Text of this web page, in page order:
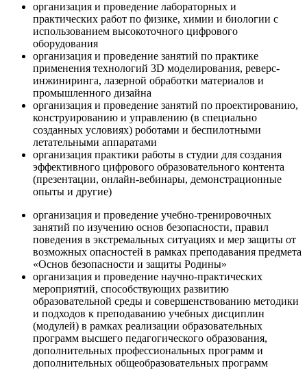
организация и проведение лабораторных и
практических работ по физике, химии и биологии с
использованием высокоточного цифрового
оборудования
организация и проведение занятий по практике
применения технологий 3D моделирования, реверс-
инжиниринга, лазерной обработки материалов и
промышленного дизайна
организация и проведение занятий по проектированию,
конструированию и управлению (в специально
созданных условиях) роботами и беспилотными
летательными аппаратами
организация практики работы в студии для создания
эффективного цифрового образовательного контента
(презентации, онлайн-вебинары, демонстрационные
опыты и другие)
организация и проведение учебно-тренировочных
занятий по изучению основ безопасности, правил
поведения в экстремальных ситуациях и мер защиты от
возможных опасностей в рамках преподавания предмета
«Основ безопасности и защиты Родины»
организация и проведение научно-практических
мероприятий, способствующих развитию
образовательной среды и совершенствованию методики
и подходов к преподаванию учебных дисциплин
(модулей) в рамках реализации образовательных
программ высшего педагогического образования,
дополнительных профессиональных программ и
дополнительных общеобразовательных программ